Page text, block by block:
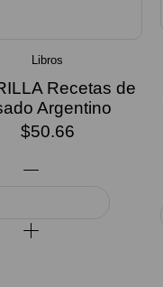
Libros
Recetas de
Argentino
$50.66